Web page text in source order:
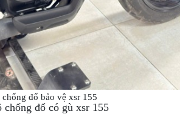
chống đổ bảo vệ xsr 155
chống đổ có gù xsr 155